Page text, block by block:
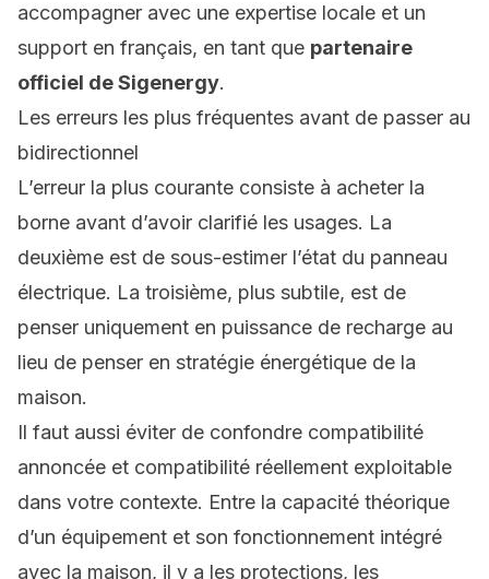
accompagner avec une expertise locale et un
support en français, en tant que partenaire
officiel de Sigenergy.
Les erreurs les plus fréquentes avant de passer au
bidirectionnel
L’erreur la plus courante consiste à acheter la
borne avant d’avoir clarifié les usages. La
deuxième est de sous-estimer l’état du panneau
électrique. La troisième, plus subtile, est de
penser uniquement en puissance de recharge au
lieu de penser en stratégie énergétique de la
maison.
Il faut aussi éviter de confondre compatibilité
annoncée et compatibilité réellement exploitable
dans votre contexte. Entre la capacité théorique
d’un équipement et son fonctionnement intégré
avec la maison, il y a les protections, les